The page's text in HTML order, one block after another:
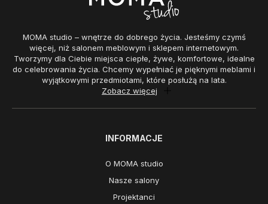
MOMA studio – wnętrze do dobrego życia. Jesteśmy czymś
więcej, niż salonem meblowym i sklepem internetowym.
Tworzymy dla Ciebie miejsca ciepłe, żywe, komfortowe, idealne
do celebrowania życia. Chcemy wypełniać je pięknymi meblami i
wyjątkowymi przedmiotami, które posłużą na lata.
Zobacz więcej
INFORMACJE
O MOMA studio
Nasze salony
Projektanci